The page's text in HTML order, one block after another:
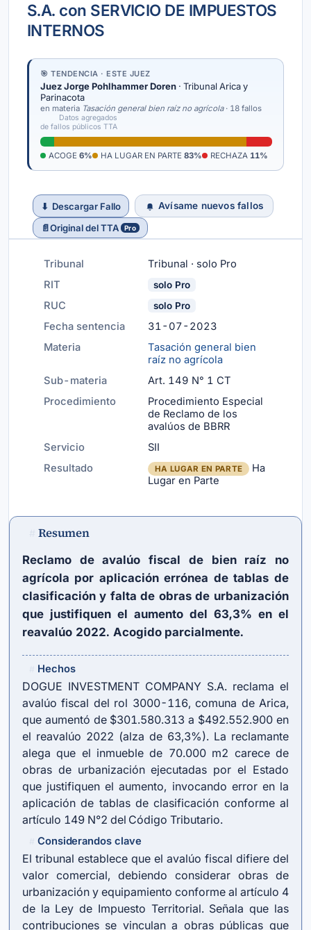
S.A. con SERVICIO DE IMPUESTOS
INTERNOS
🎯 TENDENCIA · ESTE JUEZ
Juez Jorge Pohlhammer Doren · Tribunal Arica y
Parinacota
en materia Tasación general bien raíz no agrícola· 18 fallos
Datos agregados
de fallos públicos TTA
ACOGE 6% HA LUGAR EN PARTE 83% RECHAZA 11%
⬇ Descargar Fallo
Avísame nuevos fallos
📄Original del TTA Pro
Tribunal
Tribunal · solo Pro
RIT
solo Pro
RUC solo Pro
Fecha sentencia
31-07-2023
Materia
Tasación general bien
raíz no agrícola
Sub-materia
Art. 149 N° 1 CT
Procedimiento
Procedimiento Especial
de Reclamo de los
avalúos de BBRR
Servicio
SII
Resultado
HA LUGAR EN PARTE
Ha
Lugar en Parte
Resumen
Reclamo de avalúo fiscal de bien raíz no
agrícola por aplicación errónea de tablas de
clasificación y falta de obras de urbanización
que justifiquen el aumento del 63,3% en el
reavalúo 2022. Acogido parcialmente.
Hechos
DOGUE INVESTMENT COMPANY S.A. reclama el
avalúo fiscal del rol 3000-116, comuna de Arica,
que aumentó de $301.580.313 a $492.552.900 en
el reavalúo 2022 (alza de 63,3%). La reclamante
alega que el inmueble de 70.000 m2 carece de
obras de urbanización ejecutadas por el Estado
que justifiquen el aumento, invocando error en la
aplicación de tablas de clasificación conforme al
artículo 149 N°2 del Código Tributario.
Considerandos clave
El tribunal establece que el avalúo fiscal difiere del
valor comercial, debiendo considerar obras de
urbanización y equipamiento conforme al artículo 4
de la Ley de Impuesto Territorial. Señala que las
contribuciones se vinculan a obras públicas que